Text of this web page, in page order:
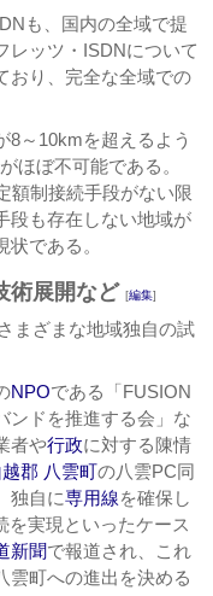
も、国内の全域で提
レッツ・ISDNについて
おり、完全な全域での
8～10kmを超えるよう
ほぼ不可能である。
額制接続手段がない限
段も存在しない地域が
である。
術展開など [編集]
まざまな地域独自の試
NPOである「FUSION
ンドを推進する会」な
者や行政に対する陳情
郡 八雲町の八雲PC同
独自に専用線を確保し
を実現といったケース
新聞で報道され、これ
雲町への進出を決める